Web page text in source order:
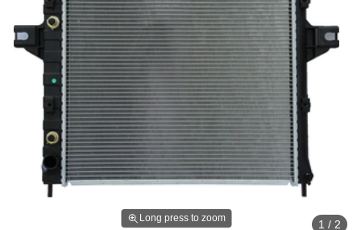
Long press to zoom 1 / 2